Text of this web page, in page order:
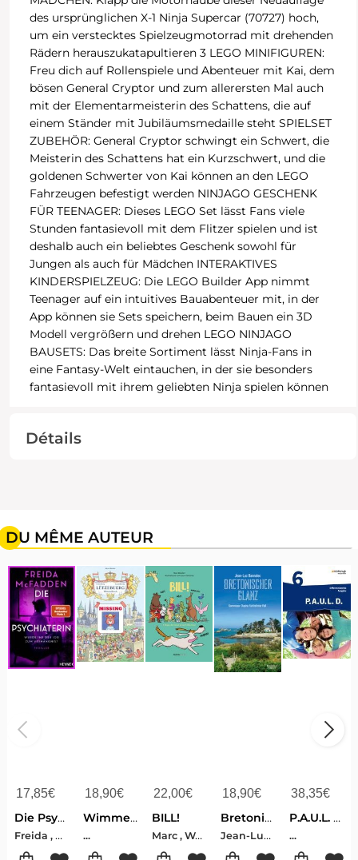
des ursprünglichen X-1 Ninja Supercar (70727) hoch,
um ein verstecktes Spielzeugmotorrad mit drehenden
Rädern herauszukatapultieren 3 LEGO MINIFIGUREN:
Freu dich auf Rollenspiele und Abenteuer mit Kai, dem
bösen General Cryptor und zum allerersten Mal auch
mit der Elementarmeisterin des Schattens, die auf
einem Ständer mit Jubiläumsmedaille steht SPIELSET
ZUBEHÖR: General Cryptor schwingt ein Schwert, die
Meisterin des Schattens hat ein Kurzschwert, und die
goldenen Schwerter von Kai können an den LEGO
Fahrzeugen befestigt werden NINJAGO GESCHENK
FÜR TEENAGER: Dieses LEGO Set lässt Fans viele
Stunden fantasievoll mit dem Flitzer spielen und ist
deshalb auch ein beliebtes Geschenk sowohl für
Jungen als auch für Mädchen INTERAKTIVES
KINDERSPIELZEUG: Die LEGO Builder App nimmt
Teenager auf ein intuitives Bauabenteuer mit, in der
App können sie Sets speichern, beim Bauen ein 3D
Modell vergrößern und drehen LEGO NINJAGO
BAUSETS: Das breite Sortiment lässt Ninja-Fans in
eine Fantasy-Welt eintauchen, in der sie besonders
fantasievoll mit ihrem geliebten Ninja spielen können
Détails
DU MÊME AUTEUR
17,85€
Die Psychiaterin - Wurde ihr der Job zum Verhängnis?
Freida , McFadden
18,90€
Wimmelbuch Lëtzebuerg Luxemburg Luxembourg
...
22,00€
BILL!
Marc , Weydert
18,90€
Bretonischer Glanz
Jean-Luc , Bannalec
38,35€
P.A.U.L. D. (Paul) 6. Schülerbuch. Realschule
...